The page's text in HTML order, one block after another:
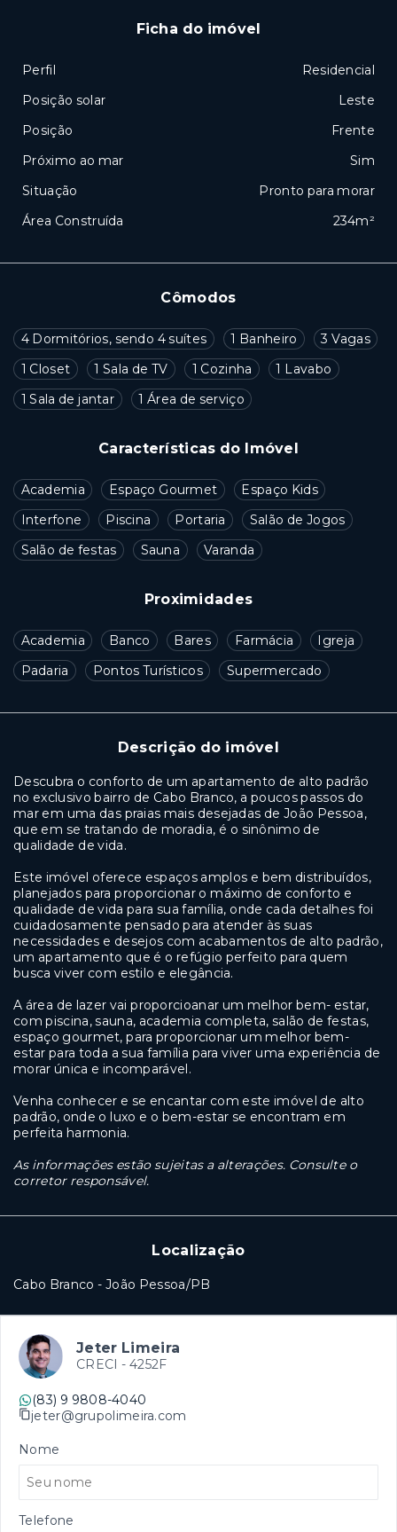
Cômodos
4 Dormitórios, sendo 4 suítes 1 Banheiro
3 Vagas
1 Closet
1 Sala de TV 1 Cozinha
1 Lavabo
1 Sala de jantar
1 Área de serviço
Características do Imóvel
Academia Espaço Gourmet
Espaço Kids
Interfone
Piscina Portaria
Salão de Jogos
Salão de festas
Sauna Varanda
Proximidades
Academia Banco Bares Farmácia
Igreja
Padaria
Pontos Turísticos Supermercado
Descrição do imóvel
Descubra o conforto de um apartamento de alto padrão
no exclusivo bairro de Cabo Branco, a poucos passos do
mar em uma das praias mais desejadas de João Pessoa,
que em se tratando de moradia, é o sinônimo de
qualidade de vida.
Este imóvel oferece espaços amplos e bem distribuídos,
planejados para proporcionar o máximo de conforto e
qualidade de vida para sua família, onde cada detalhes foi
cuidadosamente pensado para atender às suas
necessidades e desejos com acabamentos de alto padrão,
um apartamento que é o refúgio perfeito para quem
busca viver com estilo e elegância.
A área de lazer vai proporcioanar um melhor bem- estar,
com piscina, sauna, academia completa, salão de festas,
espaço gourmet, para proporcionar um melhor bem-
estar para toda a sua família para viver uma experiência de
morar única e incomparável.
Venha conhecer e se encantar com este imóvel de alto
padrão, onde o luxo e o bem-estar se encontram em
perfeita harmonia.
As informações estão sujeitas a alterações. Consulte o
corretor responsável.
Localização
Cabo Branco - João Pessoa/PB
Ficha do imóvel
Perfil
Residencial
Posição solar
Leste
Posição
Frente
Próximo ao mar
Sim
Situação
Pronto para morar
Área Construída
234m²
Jeter Limeira
CRECI - 4252F
(83) 9 9808-4040
jeter@grupolimeira.com
Nome
Telefone